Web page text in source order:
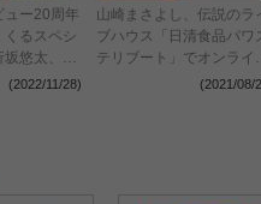
ュー20周年
くるスペシ
悠太、山
本定義
(2022/11/28)
山崎まさよし、伝説のラ
ブハウス「日清食品パワ
テリブート」でオンライン
(2021/08/